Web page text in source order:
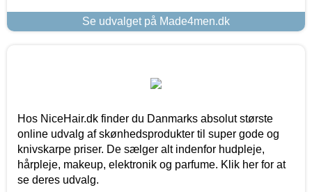
Se udvalget på Made4men.dk
Hos NiceHair.dk finder du Danmarks absolut største
online udvalg af skønhedsprodukter til super gode og
knivskarpe priser. De sælger alt indenfor hudpleje,
hårpleje, makeup, elektronik og parfume. Klik her for at
se deres udvalg.